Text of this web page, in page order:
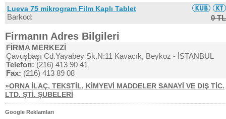
Lueva 75 mikrogram Film Kaplı Tablet
Barkod: 0 TL
Firmanın Adres Bilgileri
FİRMA MERKEZİ
Çavuşbaşı Cd.Yayabey Sk.N:11 Kavacık, Beykoz - İSTANBUL
Telefon: (216) 413 90 41
Fax: (216) 413 89 08
»ORNA İLAÇ, TEKSTİL, KİMYEVİ MADDELER SANAYİ VE DIŞ TİC.
LTD. ŞTİ. ŞUBELERİ
Google Reklamları